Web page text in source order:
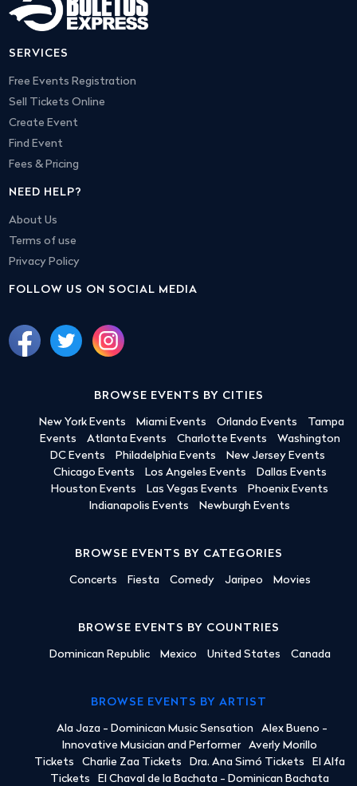
SERVICES
Free Events Registration
Sell Tickets Online
Create Event
Find Event
Fees & Pricing
NEED HELP?
About Us
Terms of use
Privacy Policy
FOLLOW US ON SOCIAL MEDIA
BROWSE EVENTS BY CITIES
New York Events Miami Events Orlando Events
Tampa
Events
Atlanta Events Charlotte Events
Washington
DC Events
Philadelphia Events
New Jersey Events
Chicago Events
Los Angeles Events
Dallas Events
Houston Events
Las Vegas Events
Phoenix Events
Indianapolis Events
Newburgh Events
BROWSE EVENTS BY CATEGORIES
Concerts Fiesta Comedy Jaripeo Movies
BROWSE EVENTS BY COUNTRIES
Dominican Republic Mexico United States Canada
BROWSE EVENTS BY ARTIST
Ala Jaza - Dominican Music Sensation
Alex Bueno -
Innovative Musician and Performer
Averly Morillo
Tickets
Charlie Zaa Tickets Dra. Ana Simó Tickets
El Alfa
Tickets
El Chaval de la Bachata - Dominican Bachata